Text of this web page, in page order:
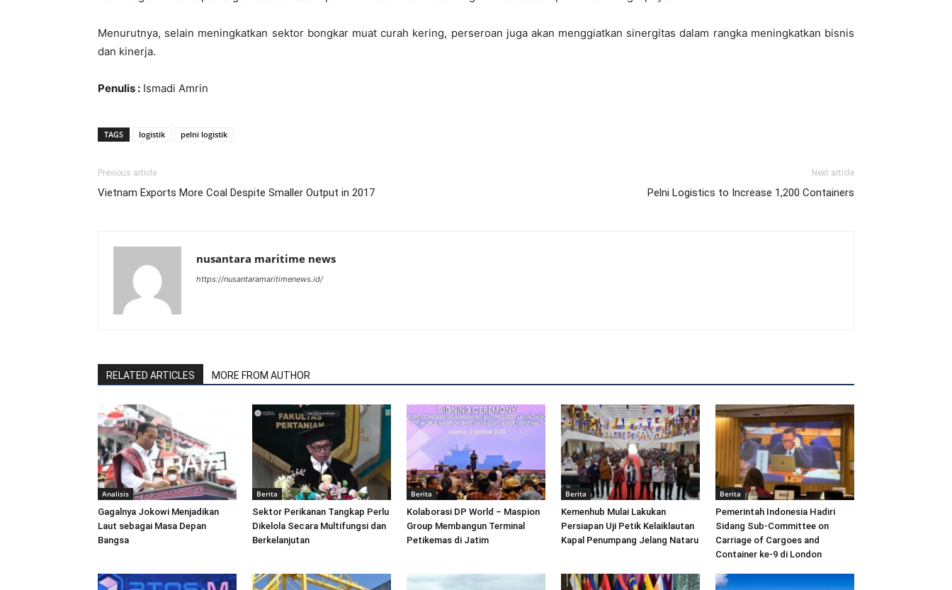
Menurutnya, selain meningkatkan sektor bongkar muat curah kering, perseroan juga akan menggiatkan sinergitas dalam rangka meningkatkan bisnis
dan kinerja.
Penulis : Ismadi Amrin
TAGS logistik pelni logistik
Previous article
Vietnam Exports More Coal Despite Smaller Output in 2017
Next article
Pelni Logistics to Increase 1,200 Containers
nusantara maritime news
https://nusantaramaritimenews.id/
RELATED ARTICLES MORE FROM AUTHOR
Analisis
Gagalnya Jokowi Menjadikan
Laut sebagai Masa Depan
Bangsa
Berita
Sektor Perikanan Tangkap Perlu
Dikelola Secara Multifungsi dan
Berkelanjutan
Berita
Kolaborasi DP World – Maspion
Group Membangun Terminal
Petikemas di Jatim
Berita
Kemenhub Mulai Lakukan
Persiapan Uji Petik Kelaiklautan
Kapal Penumpang Jelang Nataru
Berita
Pemerintah Indonesia Hadiri
Sidang Sub-Committee on
Carriage of Cargoes and
Container ke-9 di London